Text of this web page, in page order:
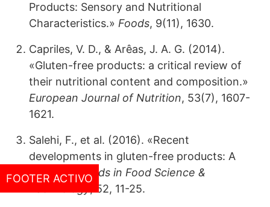
Products: Sensory and Nutritional
Characteristics.» Foods, 9(11), 1630.
Capriles, V. D., & Arêas, J. A. G. (2014).
«Gluten-free products: a critical review of
their nutritional content and composition.»
European Journal of Nutrition, 53(7), 1607-
1621.
Salehi, F., et al. (2016). «Recent
developments in gluten-free products: A
review.»Trends in Food Science &
, 52, 11-25.
FOOTER ACTIVO